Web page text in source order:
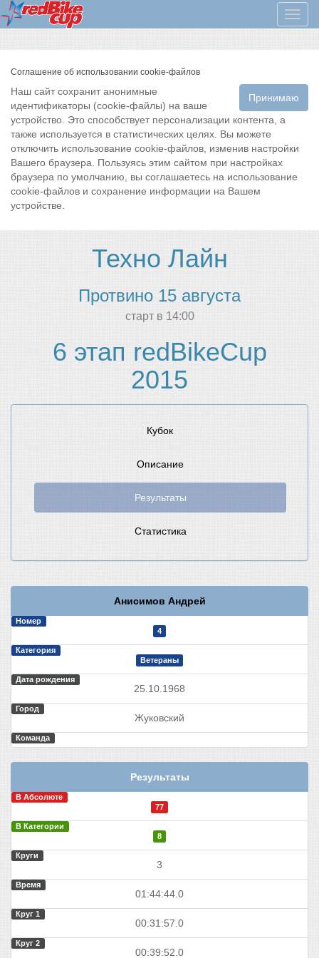
Меню
Соглашение об использовании cookie-файлов
Принимаю
Наш сайт сохранит анонимные
идентификаторы (cookie-файлы) на ваше
устройство. Это способствует персонализации контента, а
также используется в статистических целях. Вы можете
отключить использование cookie-файлов, изменив настройки
Вашего браузера. Пользуясь этим сайтом при настройках
браузера по умолчанию, вы соглашаетесь на использование
cookie-файлов и сохранение информации на Вашем
устройстве.
Техно Лайн
Протвино 15 августа
cтарт в 14:00
6 этап redBikeCup
2015
Кубок
Описание
Результаты
Статистика
Анисимов Андрей
Номер
4
Категория
Ветераны
Дата рождения
25.10.1968
Город
Жуковский
Команда
Результаты
В Абсолюте
77
В Категории
8
Круги
3
Время
01:44:44.0
Круг 1
00:31:57.0
Круг 2
00:39:52.0